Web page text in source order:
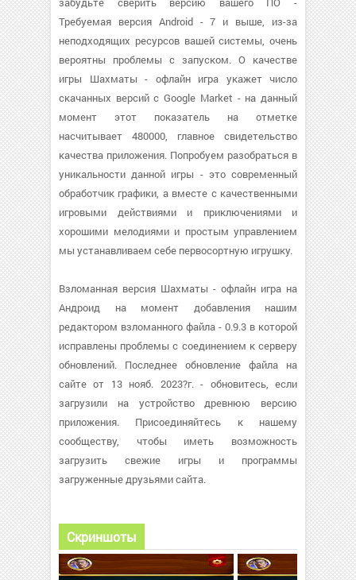
Требуемая версия Android - 7 и выше, из-за
неподходящих ресурсов вашей системы, очень
вероятны проблемы с запуском. О качестве
игры Шахматы - офлайн игра укажет число
скачанных версий с Google Market - на данный
момент этот показатель на отметке
насчитывает 480000, главное свидетельство
качества приложения. Попробуем разобраться в
уникальности данной игры - это современный
обработчик графики, а вместе с качественными
игровыми действиями и приключениями и
хорошими мелодиями и простым управлением
мы устанавливаем себе первосортную игрушку.
Взломанная версия Шахматы - офлайн игра на
Андроид на момент добавления нашим
редактором взломанного файла - 0.9.3 в которой
исправлены проблемы с соединением к серверу
обновлений. Последнее обновление файла на
сайте от 13 нояб. 2023?г. - обновитесь, если
загрузили на устройство древнюю версию
приложения. Присоединяйтесь к нашему
сообществу, чтобы иметь возможность
загрузить свежие игры и программы
загруженные друзьями сайта.
Скриншоты